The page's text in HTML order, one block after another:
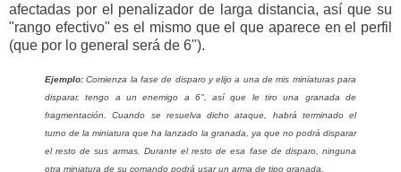
afectadas por el penalizador de larga distancia, así que su
"rango efectivo" es el mismo que el que aparece en el perfil
(que por lo general será de 6").
Ejemplo: Comienza la fase de disparo y elijo a una de mis miniaturas para
disparar, tengo a un enemigo a 6", así que le tiro una granada de
fragmentación. Cuando se resuelva dicho ataque, habrá terminado el
turno de la miniatura que ha lanzado la granada, ya que no podrá disparar
el resto de sus armas. Durante el resto de esa fase de disparo, ninguna
otra miniatura de su comando podrá usar un arma de tipo granada.